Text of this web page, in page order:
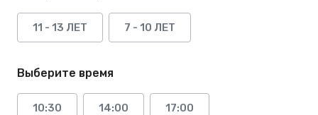
11 - 13 ЛЕТ 7 - 10 ЛЕТ
Выберите время
10:30 14:00 17:00